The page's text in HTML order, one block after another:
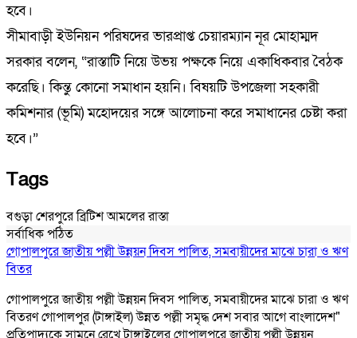
হবে।
সীমাবাড়ী ইউনিয়ন পরিষদের ভারপ্রাপ্ত চেয়ারম্যান নূর মোহাম্মদ
সরকার বলেন, “রাস্তাটি নিয়ে উভয় পক্ষকে নিয়ে একাধিকবার বৈঠক
করেছি। কিন্তু কোনো সমাধান হয়নি। বিষয়টি উপজেলা সহকারী
কমিশনার (ভূমি) মহোদয়ের সঙ্গে আলোচনা করে সমাধানের চেষ্টা করা
হবে।”
Tags
বগুড়াশেরপুরেব্রিটিশআমলেররাস্তা
সর্বাধিক পঠিত
গোপালপুরে জাতীয় পল্লী উন্নয়ন দিবস পালিত, সমবায়ীদের মাঝে চারা ও ঋণ
বিতর
গোপালপুরে জাতীয় পল্লী উন্নয়ন দিবস পালিত, সমবায়ীদের মাঝে চারা ও ঋণ
বিতরণ গোপালপুর (টাঙ্গাইল) উন্নত পল্লী সমৃদ্ধ দেশ সবার আগে বাংলাদেশ"